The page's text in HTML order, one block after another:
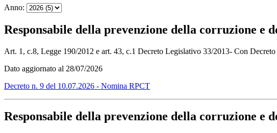
Anno:
Responsabile della prevenzione della corruzione e
Art. 1, c.8, Legge 190/2012 e art. 43, c.1 Decreto Legislativo 33/2013- Con
Dato aggiornato al 28/07/2026
Decreto n. 9 del 10.07.2026 - Nomina RPCT
Responsabile della prevenzione della corruzione e